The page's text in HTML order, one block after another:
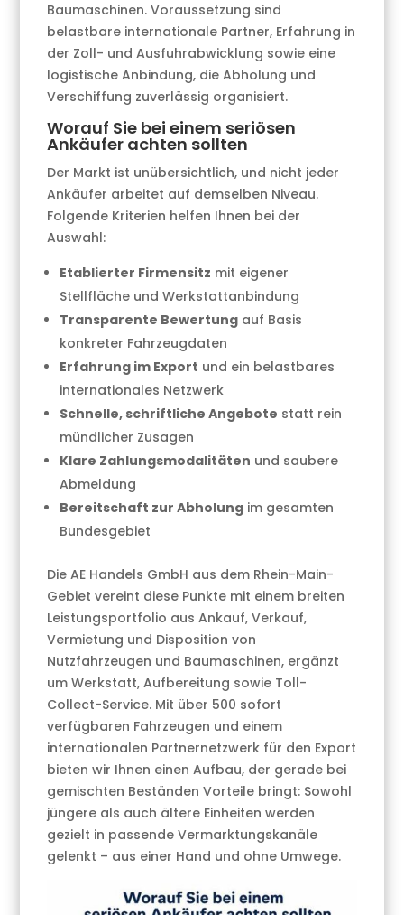
Baumaschinen. Voraussetzung sind
belastbare internationale Partner, Erfahrung in
der Zoll- und Ausfuhrabwicklung sowie eine
logistische Anbindung, die Abholung und
Verschiffung zuverlässig organisiert.
Worauf Sie bei einem seriösen
Ankäufer achten sollten
Der Markt ist unübersichtlich, und nicht jeder
Ankäufer arbeitet auf demselben Niveau.
Folgende Kriterien helfen Ihnen bei der
Auswahl:
Etablierter Firmensitz mit eigener
Stellfläche und Werkstattanbindung
Transparente Bewertung auf Basis
konkreter Fahrzeugdaten
Erfahrung im Export und ein belastbares
internationales Netzwerk
Schnelle, schriftliche Angebote statt rein
mündlicher Zusagen
Klare Zahlungsmodalitäten und saubere
Abmeldung
Bereitschaft zur Abholung im gesamten
Bundesgebiet
Die AE Handels GmbH aus dem Rhein-Main-
Gebiet vereint diese Punkte mit einem breiten
Leistungsportfolio aus Ankauf, Verkauf,
Vermietung und Disposition von
Nutzfahrzeugen und Baumaschinen, ergänzt
um Werkstatt, Aufbereitung sowie Toll-
Collect-Service. Mit über 500 sofort
verfügbaren Fahrzeugen und einem
internationalen Partnernetzwerk für den Export
bieten wir Ihnen einen Aufbau, der gerade bei
gemischten Beständen Vorteile bringt: Sowohl
jüngere als auch ältere Einheiten werden
gezielt in passende Vermarktungskanäle
gelenkt – aus einer Hand und ohne Umwege.